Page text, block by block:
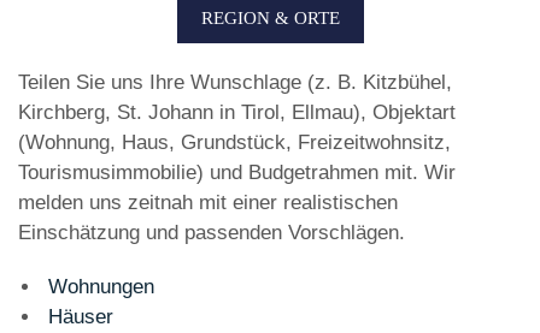
REGION & ORTE
Teilen Sie uns Ihre Wunschlage (z. B. Kitzbühel,
Kirchberg, St. Johann in Tirol, Ellmau), Objektart
(Wohnung, Haus, Grundstück, Freizeitwohnsitz,
Tourismusimmobilie) und Budgetrahmen mit. Wir
melden uns zeitnah mit einer realistischen
Einschätzung und passenden Vorschlägen.
Wohnungen
Häuser